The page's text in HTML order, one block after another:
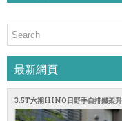
最新網頁
3.5T六期HINO日野手自排鐵架